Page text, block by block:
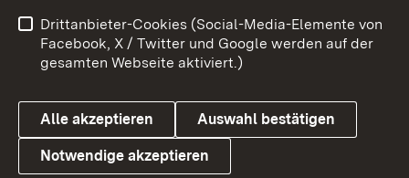
Link zum Landesportal
Barrierefreiheit
Datenschutz
Cookies
Drittanbieter-Cookies (Social-Media-Elemente von
Facebook, X / Twitter und Google werden auf der
gesamten Webseite aktiviert.)
Alle akzeptieren Auswahl bestätigen
Notwendige akzeptieren